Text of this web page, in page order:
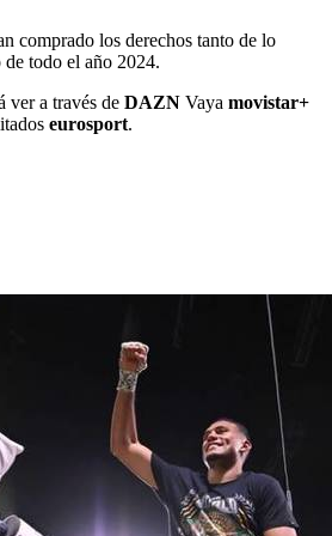
comprado los derechos tanto de lo
todo el año 2024.
ver a través de DAZN Vaya movistar+
eurosport.